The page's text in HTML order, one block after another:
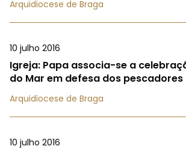
Arquidiocese de Braga
10 julho 2016
Igreja: Papa associa-se a
do Mar em defesa dos pescadores
Arquidiocese de Braga
10 julho 2016